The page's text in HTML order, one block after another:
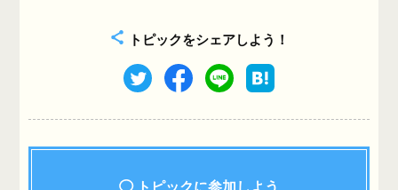
トピックをシェアしよう！